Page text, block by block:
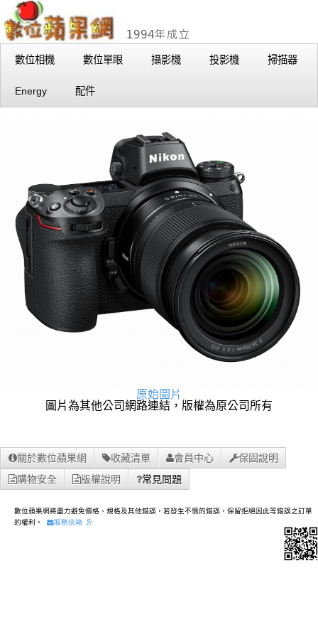
數位相機 數位單眼 攝影機 投影機 掃描器
Energy 配件
原始圖片
圖片為其他公司網路連結，版權為原公司所有
關於數位蘋果網 收藏清單 會員中心
保固說明
購物安全
版權說明 常見問題
數位蘋果網將盡力避免價格、規格及其他錯誤，若發生不慎的錯誤，保留拒絕因此等錯誤之訂單
的權利。
服務信箱